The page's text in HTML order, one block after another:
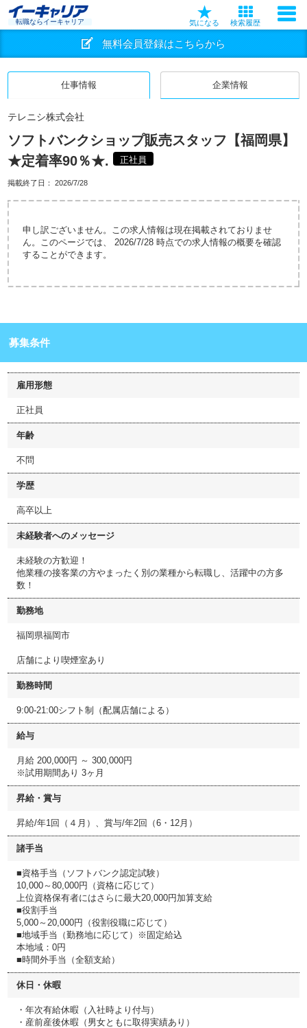
転職ならイーキャリア 気になる 検索履歴
無料会員登録はこちらから
仕事情報 企業情報
テレニシ株式会社
ソフトバンクショップ販売スタッフ【福岡県】
★定着率90％★.
正社員
掲載終了日： 2026/7/28
申し訳ございません。この求人情報は現在掲載されておりませ
ん。このページでは、 2026/7/28 時点での求人情報の概要を確認
することができます。
募集条件
雇用形態
正社員
年齢
不問
学歴
高卒以上
未経験者へのメッセージ
未経験の方歓迎！
他業種の接客業の方やまったく別の業種から転職し、活躍中の方多
数！
勤務地
福岡県福岡市
店舗により喫煙室あり
勤務時間
9:00-21:00シフト制（配属店舗による）
給与
月給 200,000円 ～ 300,000円
※試用期間あり 3ヶ月
昇給・賞与
昇給/年1回（４月）、賞与/年2回（6・12月）
諸手当
■資格手当（ソフトバンク認定試験）
10,000～80,000円（資格に応じて）
上位資格保有者にはさらに最大20,000円加算支給
■役割手当
5,000～20,000円（役割役職に応じて）
■地域手当（勤務地に応じて）※固定給込
本地域：0円
■時間外手当（全額支給）
休日・休暇
・年次有給休暇（入社時より付与）
・産前産後休暇（男女ともに取得実績あり）